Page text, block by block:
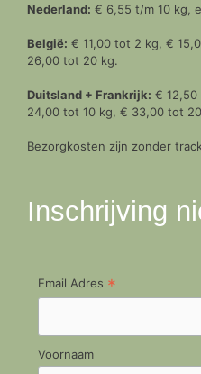
Nederland: € 6,55 t/m 10 kg,
België: € 11,00 tot 2 kg, €
26,00 tot 20 kg.
Duitsland + Frankrijk: €
24,00 tot 10 kg, € 33,00 tot 20
Bezorgkosten zijn zonder
Inschrijving
Email Adres *
Voornaam